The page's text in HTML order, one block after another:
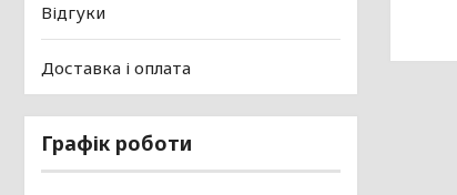
Відгуки
Доставка і оплата
Графік роботи